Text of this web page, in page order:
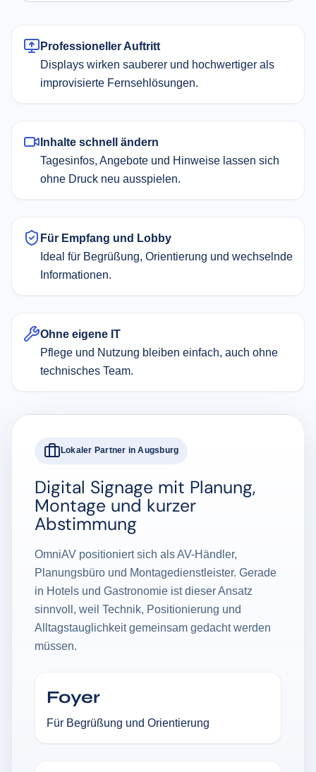
Professioneller Auftritt
Displays wirken sauberer und hochwertiger als
improvisierte Fernsehlösungen.
Inhalte schnell ändern
Tagesinfos, Angebote und Hinweise lassen sich
ohne Druck neu ausspielen.
Für Empfang und Lobby
Ideal für Begrüßung, Orientierung und wechselnde
Informationen.
Ohne eigene IT
Pflege und Nutzung bleiben einfach, auch ohne
technisches Team.
Lokaler Partner in Augsburg
Digital Signage mit Planung,
Montage und kurzer
Abstimmung
OmniAV positioniert sich als AV-Händler,
Planungsbüro und Montagedienstleister. Gerade
in Hotels und Gastronomie ist dieser Ansatz
sinnvoll, weil Technik, Positionierung und
Alltagstauglichkeit gemeinsam gedacht werden
müssen.
Foyer
Für Begrüßung und Orientierung